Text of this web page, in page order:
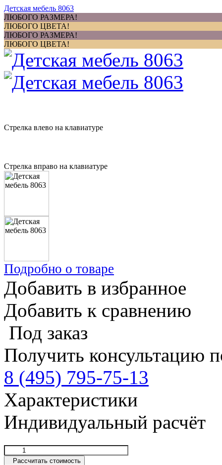
Детская мебель 8063
ЛЮБОГО РАЗМЕРА!
ЛЮБОГО ЦВЕТА!
ЛЮБОГО РАЗМЕРА!
ЛЮБОГО ЦВЕТА!
Стрелка влево на клавиатуре
Стрелка вправо на клавиатуре
Подробно о товаре
Добавить в избранное
Добавить к сравнению
Под заказ
Получить консультацию
8 (495) 795-75-13
Характеристики
Индивидуальный расчёт
Рассчитать стоимость